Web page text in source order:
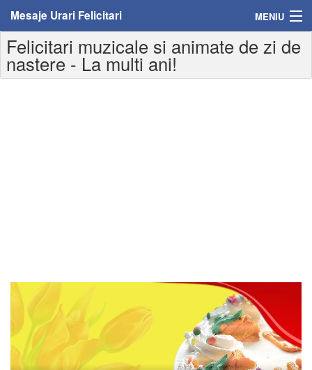
Mesaje Urari Felicitari MENIU
Home
Mesaje
Felicitari zilele anului
Felicitari zile saptamana
Felicitari muzicale
Felicitari muzicale si animate de zi de
nastere - La multi ani!